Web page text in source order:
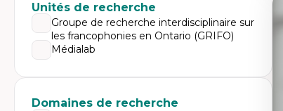
Unités de recherche
Groupe de recherche interdisciplinaire sur
les francophonies en Ontario (GRIFO)
Médialab
Domaines de recherche